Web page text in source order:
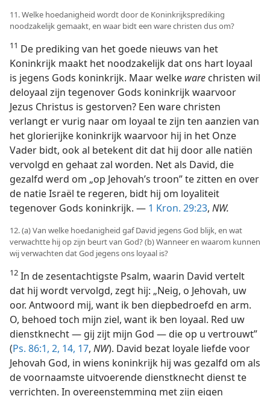
11. Welke hoedanigheid wordt door de Koninkrijksprediking
noodzakelijk gemaakt, en waar bidt een ware christen dus om?
11 De prediking van het goede nieuws van het
Koninkrijk maakt het noodzakelijk dat ons hart loyaal
is jegens Gods koninkrijk. Maar welke ware christen wil
deloyaal zijn tegenover Gods koninkrijk waarvoor
Jezus Christus is gestorven? Een ware christen
verlangt er vurig naar om loyaal te zijn ten aanzien van
het glorierijke koninkrijk waarvoor hij in het Onze
Vader bidt, ook al betekent dit dat hij door alle natiën
vervolgd en gehaat zal worden. Net als David, die
gezalfd werd om „op Jehovah’s troon” te zitten en over
de natie Israël te regeren, bidt hij om loyaliteit
tegenover Gods koninkrijk. — 1 Kron. 29:23, NW.
12. (a) Van welke hoedanigheid gaf David jegens God blijk, en wat
verwachtte hij op zijn beurt van God? (b) Wanneer en waarom kunnen
wij verwachten dat God jegens ons loyaal is?
12 In de zesentachtigste Psalm, waarin David vertelt
dat hij wordt vervolgd, zegt hij: „Neig, o Jehovah, uw
oor. Antwoord mij, want ik ben diepbedroefd en arm.
O, behoed toch mijn ziel, want ik ben loyaal. Red uw
dienstknecht — gij zijt mijn God — die op u vertrouwt”
(Ps. 86:1, 2, 14, 17, NW). David bezat loyale liefde voor
Jehovah God, in wiens koninkrijk hij was gezalfd om als
de voornaamste uitvoerende dienstknecht dienst te
verrichten. In overeenstemming met zijn eigen